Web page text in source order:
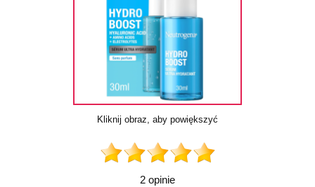
Kliknij obraz, aby powiększyć
2 opinie